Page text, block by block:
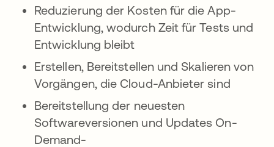
Reduzierung der Kosten für die App-
Entwicklung, wodurch Zeit für Tests und
Entwicklung bleibt
Erstellen, Bereitstellen und Skalieren von
Vorgängen, die Cloud-Anbieter sind
Bereitstellung der neuesten
Softwareversionen und Updates On-
Demand-